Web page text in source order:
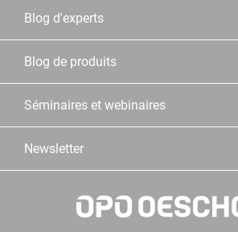
Blog d'experts
Blog de produits
Séminaires et webinaires
Newsletter